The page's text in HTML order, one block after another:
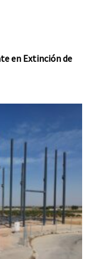
en Extinción de